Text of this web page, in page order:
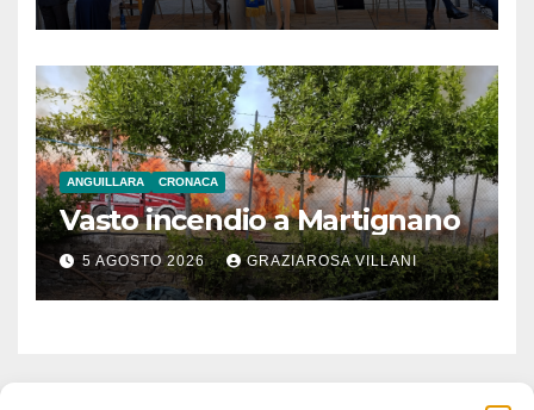
ANGUILLARA CRONACA
Vasto incendio a Martignano
5 AGOSTO 2026 GRAZIAROSA VILLANI